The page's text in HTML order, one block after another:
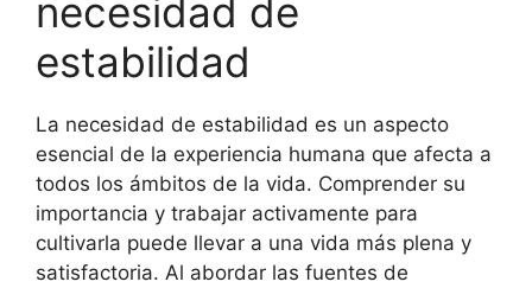
necesidad de
estabilidad
La necesidad de estabilidad es un aspecto
esencial de la experiencia humana que afecta a
todos los ámbitos de la vida. Comprender su
importancia y trabajar activamente para
cultivarla puede llevar a una vida más plena y
satisfactoria. Al abordar las fuentes de